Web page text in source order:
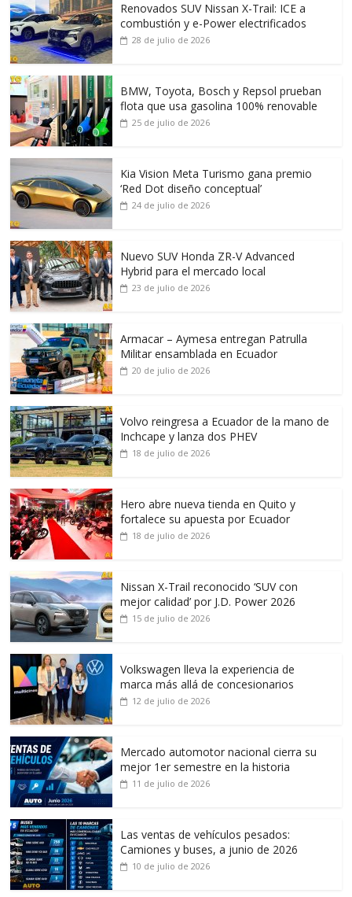
Renovados SUV Nissan X-Trail: ICE a
combustión y e-Power electrificados
28 de julio de 2026
BMW, Toyota, Bosch y Repsol prueban
flota que usa gasolina 100% renovable
25 de julio de 2026
Kia Vision Meta Turismo gana premio
‘Red Dot diseño conceptual’
24 de julio de 2026
Nuevo SUV Honda ZR-V Advanced
Hybrid para el mercado local
23 de julio de 2026
Armacar – Aymesa entregan Patrulla
Militar ensamblada en Ecuador
20 de julio de 2026
Volvo reingresa a Ecuador de la mano de
Inchcape y lanza dos PHEV
18 de julio de 2026
Hero abre nueva tienda en Quito y
fortalece su apuesta por Ecuador
18 de julio de 2026
Nissan X-Trail reconocido ‘SUV con
mejor calidad’ por J.D. Power 2026
15 de julio de 2026
Volkswagen lleva la experiencia de
marca más allá de concesionarios
12 de julio de 2026
Mercado automotor nacional cierra su
mejor 1er semestre en la historia
11 de julio de 2026
Las ventas de vehículos pesados:
Camiones y buses, a junio de 2026
10 de julio de 2026